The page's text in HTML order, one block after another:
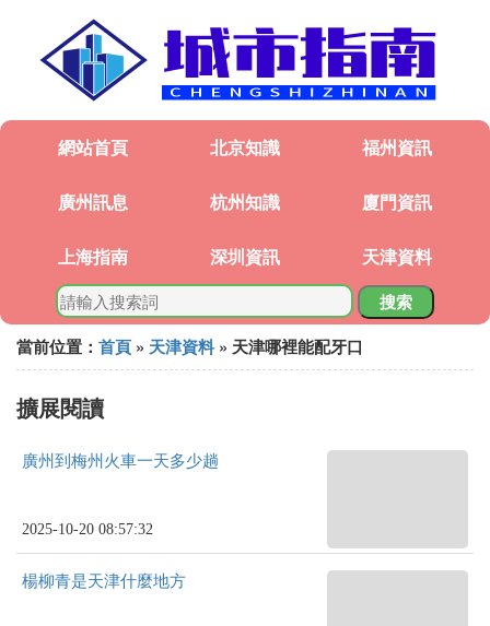
網站首頁 北京知識 福州資訊
廣州訊息 杭州知識 廈門資訊
上海指南 深圳資訊 天津資料
搜索
當前位置： 首頁 » 天津資料 » 天津哪裡能配牙口
擴展閱讀
廣州到梅州火車一天多少趟
2025-10-20 08:57:32
楊柳青是天津什麼地方